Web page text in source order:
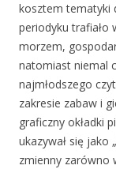
kosztem tematyki
periodyku trafiało
morzem,
natomiast niemal
najmłodszego
zakresie zabaw i
graficzny okładki
ukazywał się jako
zmienny zarówno